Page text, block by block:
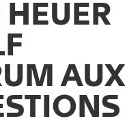
HEUER
AUX